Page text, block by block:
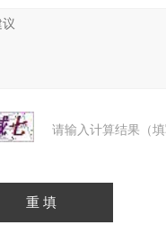
请输入计算结果（